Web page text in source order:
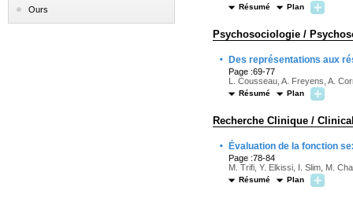
Ours Résumé Plan
Psychosociologie /
· Des représentations aux
Page :69-77
L. Cousseau, A. Freyens, A.
Résumé Plan
Recherche Clinique /
· Évaluation de la fonction
Page :78-84
M. Trifi, Y. Elkissi, I. Slim, M.
Résumé Plan